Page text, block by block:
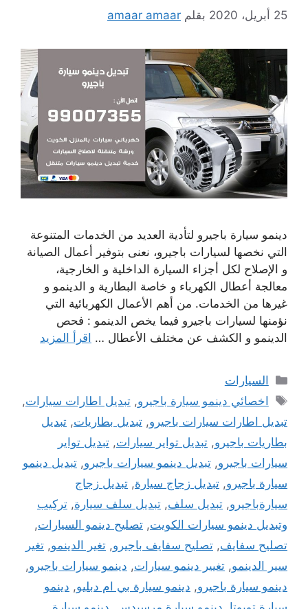
25 أبريل، 2020 بقلم amaar amaar
دينمو سيارة باجيرو لتأدية العديد من الخدمات المتنوعة
التي نخصها لسيارات باجيرو، نعنى بتوفير أعمال الصيانة
و الإصلاح لكل أجزاء السيارة الداخلية و الخارجية،
معالجة أعطال الكهرباء و خاصة البطارية و الدينمو و
غيرها من الخدمات. من أهم الأعمال الكهربائية التي
نؤمنها لسيارات باجيرو فيما يخص الدينمو : فحص
الدينمو و الكشف عن مختلف الأعطال … اقرأ المزيد
التصنيفات
السيارات
الوسوم
اخصائي دينمو سيارة باجيرو,تبديل اطارات سيارات,
تبديل اطارات سيارات باجيرو, تبديل بطاريات, تبديل
بطاريات باجيرو, تبديل تواير سيارات, تبديل تواير
سيارات باجيرو, تبديل دينمو سيارات باجيرو, تبديل دينمو
سيارة باجيرو, تبديل زجاج سيارة, تبديل زجاج
سيارةباجيرو, تبديل سلف, تبديل سلف سيارة, تركيب
وتبديل دينمو سيارات الكويت, تصليح دينمو السيارات,
تصليح سفايف, تصليح سفايف باجيرو, تغير الدينمو, تغير
سير الدينمو, تغيير دينمو سيارات, دينمو سيارات باجيرو,
دينمو سيارة باجيرو, دينمو سيارة بي ام دبليو, دينمو